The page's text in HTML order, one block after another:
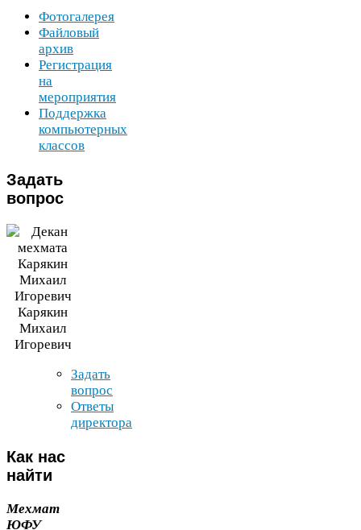
Фотогалерея
Файловый
архив
Регистрация
на
мероприятия
Поддержка
компьютерных
классов
Задать
вопрос
Карякин
Михаил
Игоревич
Задать
вопрос
Ответы
директора
Как нас
найти
Мехмат
ЮФУ